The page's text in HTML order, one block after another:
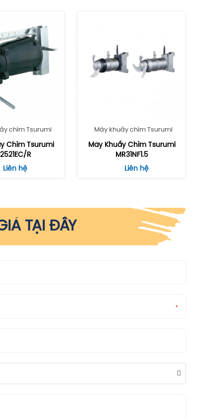
chìm Tsurumi
Chìm Tsurumi
R
Liên hệ
Máy khuấy chìm Tsurumi
Máy Khuấy Chìm Tsurumi
MR31NF1.5
Liên hệ
TẠI ĐÂY
*